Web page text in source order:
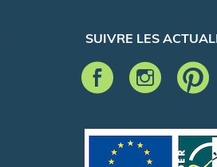
SUIVRE LES